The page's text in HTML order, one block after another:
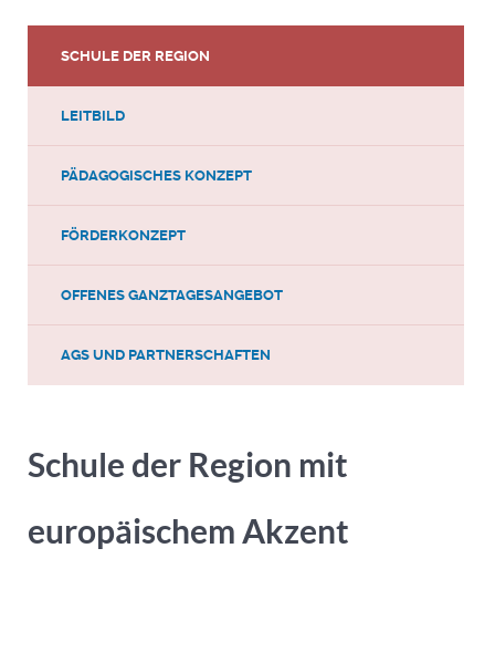
SCHULE DER REGION
LEITBILD
PÄDAGOGISCHES KONZEPT
FÖRDERKONZEPT
OFFENES GANZTAGESANGEBOT
AGS UND PARTNERSCHAFTEN
Schule der Region mit
europäischem Akzent